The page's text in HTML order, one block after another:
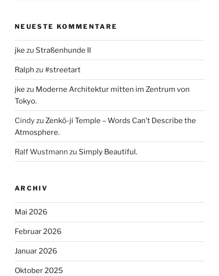
NEUESTE KOMMENTARE
jke zu Straßenhunde II
Ralph zu #streetart
jke zu Moderne Architektur mitten im Zentrum von
Tokyo.
Cindyzu Zenkō-ji Temple – Words Can’t Describe the
Atmosphere.
Ralf Wustmann zu Simply Beautiful.
ARCHIV
Mai 2026
Februar 2026
Januar 2026
Oktober 2025